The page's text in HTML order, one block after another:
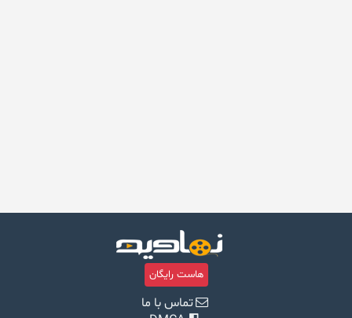
هاست رایگان
تماس با ما